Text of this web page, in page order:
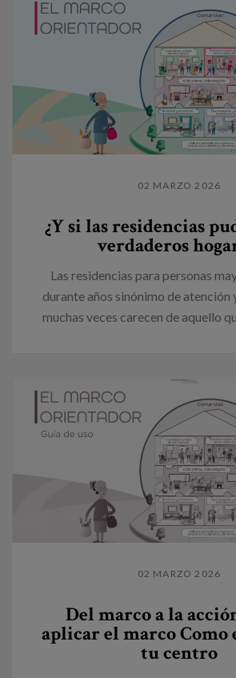
02 MARZO 2026
¿Y si las residencias
verdaderos
Las residencias para personas
durante años sinónimo de atención
muchas veces carecen de aquello
02 MARZO 2026
Del marco a la
aplicar el marco Como
tu centro